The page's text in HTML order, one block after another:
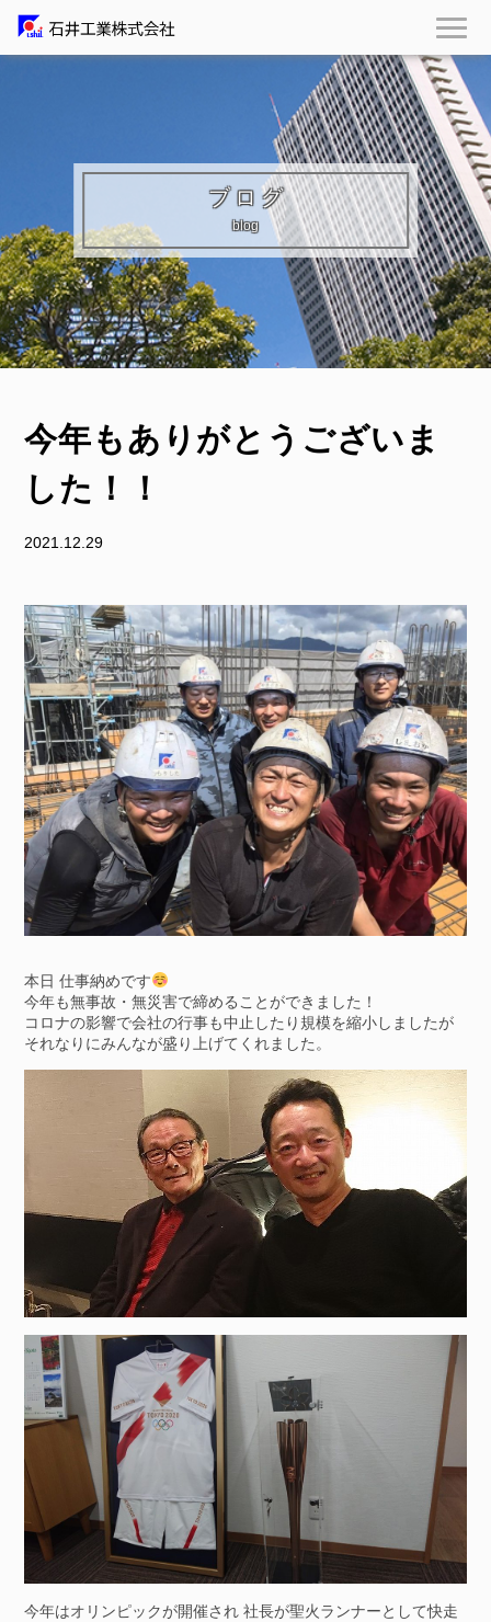
ブログ
blog
今年もありがとうございま
した！！
2021.12.29
本日 仕事納めです
今年も無事故・無災害で締めることができました！
コロナの影響で会社の行事も中止したり規模を縮小しましたが
それなりにみんなが盛り上げてくれました。
今年はオリンピックが開催され 社長が聖火ランナーとして快走